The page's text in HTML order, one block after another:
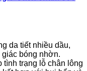
da tiết nhiều dầu,
giác bóng nhờn.
trạng lỗ chân lông